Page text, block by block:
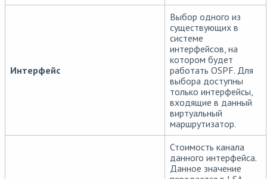
Интерфейс
Выбор одного из
существующих в
системе
интерфейсов, на
котором будет
работать OSPF. Для
выбора доступны
только интерфейсы,
входящие в данный
виртуальный
маршрутизатор.
Стоимость канала
данного интерфейса.
Данное значение